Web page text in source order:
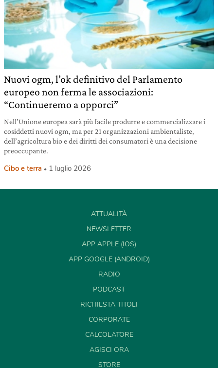
Nuovi ogm, l’ok definitivo del Parlamento
europeo non ferma le associazioni:
“Continueremo a opporci”
Nell’Unione europea sarà più facile produrre e commercializzare i
cosiddetti nuovi ogm, ma per 21 organizzazioni ambientaliste,
dell’agricoltura bio e dei diritti dei consumatori è una decisione
preoccupante.
Cibo e terra 1 luglio 2026
ATTUALITÀ
NEWSLETTER
APP APPLE (IOS)
APP GOOGLE (ANDROID)
RADIO
PODCAST
RICHIESTA TITOLI
CORPORATE
CALCOLATORE
AGISCI ORA
STORE